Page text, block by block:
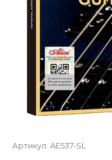
Артикул: AE537-SL